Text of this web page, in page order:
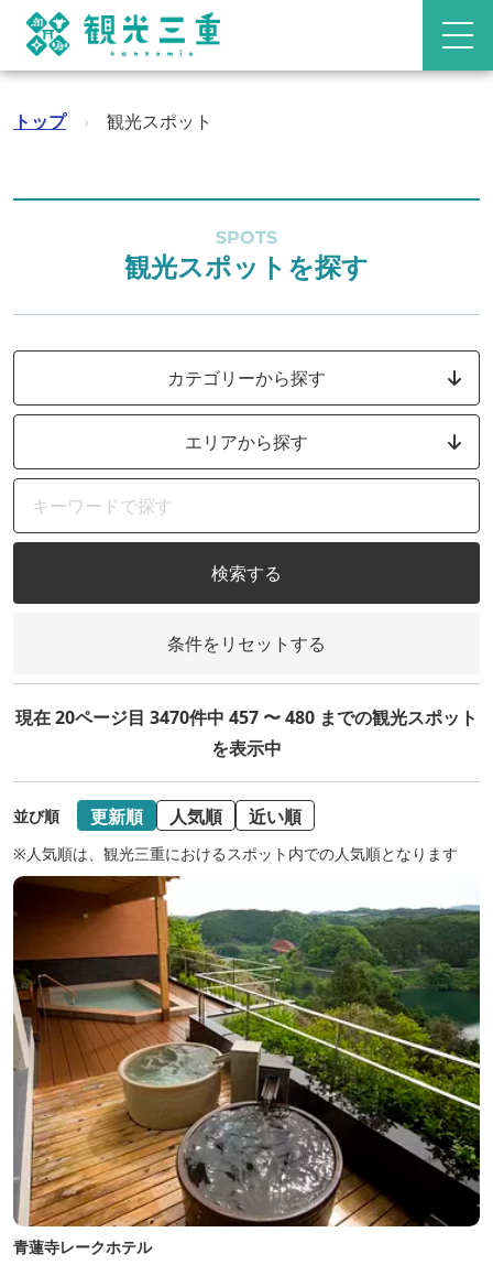
トップ › 観光スポット
SPOTS
観光スポットを探す
カテゴリーから探す
エリアから探す
検索する
条件をリセットする
現在 20ページ目 3470件中 457 〜 480 までの観光スポット
を表示中
並び順 更新順 人気順 近い順
※人気順は、観光三重におけるスポット内での人気順となります
青蓮寺レークホテル